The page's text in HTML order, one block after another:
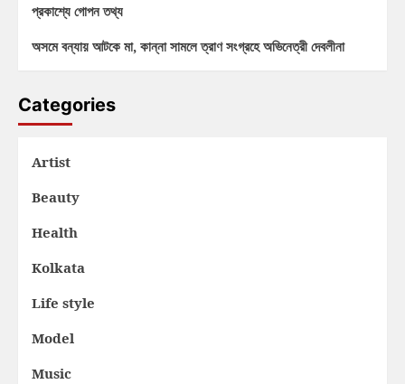
প্রকাশ্যে গোপন তথ্য
অসমে বন্যায় আটকে মা, কান্না সামলে ত্রাণ সংগ্রহে অভিনেত্রী দেবলীনা
Categories
Artist
Beauty
Health
Kolkata
Life style
Model
Music